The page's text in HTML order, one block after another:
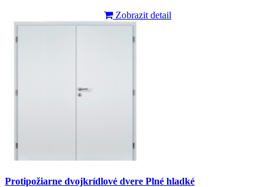
Zobrazit detail
Protipožiarne dvojkrídlové dvere Plné hladké